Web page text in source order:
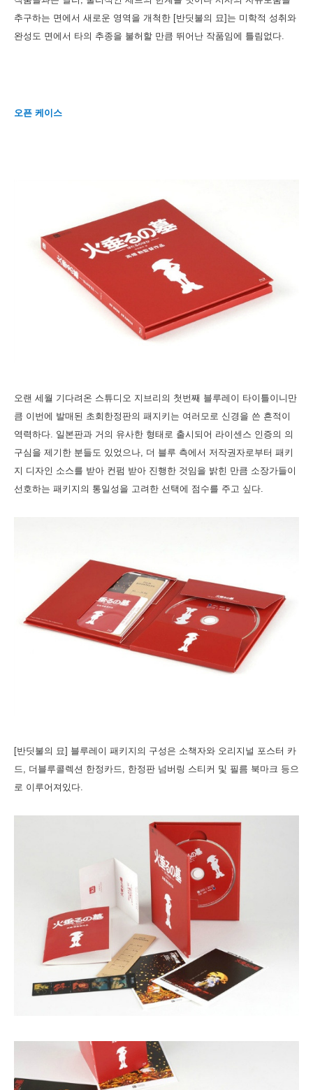
추구하는 면에서 새로운 영역을 개척한 [반딧불의 묘]는 미학적 성취와
완성도 면에서 타의 추종을 불허할 만큼 뛰어난 작품임에 틀림없다.
오픈 케이스
오랜 세월 기다려온 스튜디오 지브리의 첫번째 블루레이 타이틀이니만
큼 이번에 발매된 초회한정판의 패지키는 여러모로 신경을 쓴 흔적이
역력하다. 일본판과 거의 유사한 형태로 출시되어 라이센스 인증의 의
구심을 제기한 분들도 있었으나, 더 블루 측에서 저작권자로부터 패키
지 디자인 소스를 받아 컨펌 받아 진행한 것임을 밝힌 만큼 소장가들이
선호하는 패키지의 통일성을 고려한 선택에 점수를 주고 싶다.
[반딧불의 묘] 블루레이 패키지의 구성은 소책자와 오리지널 포스터 카
드, 더블루콜렉션 한정카드, 한정판 넘버링 스티커 및 필름 북마크 등으
로 이루어져있다.